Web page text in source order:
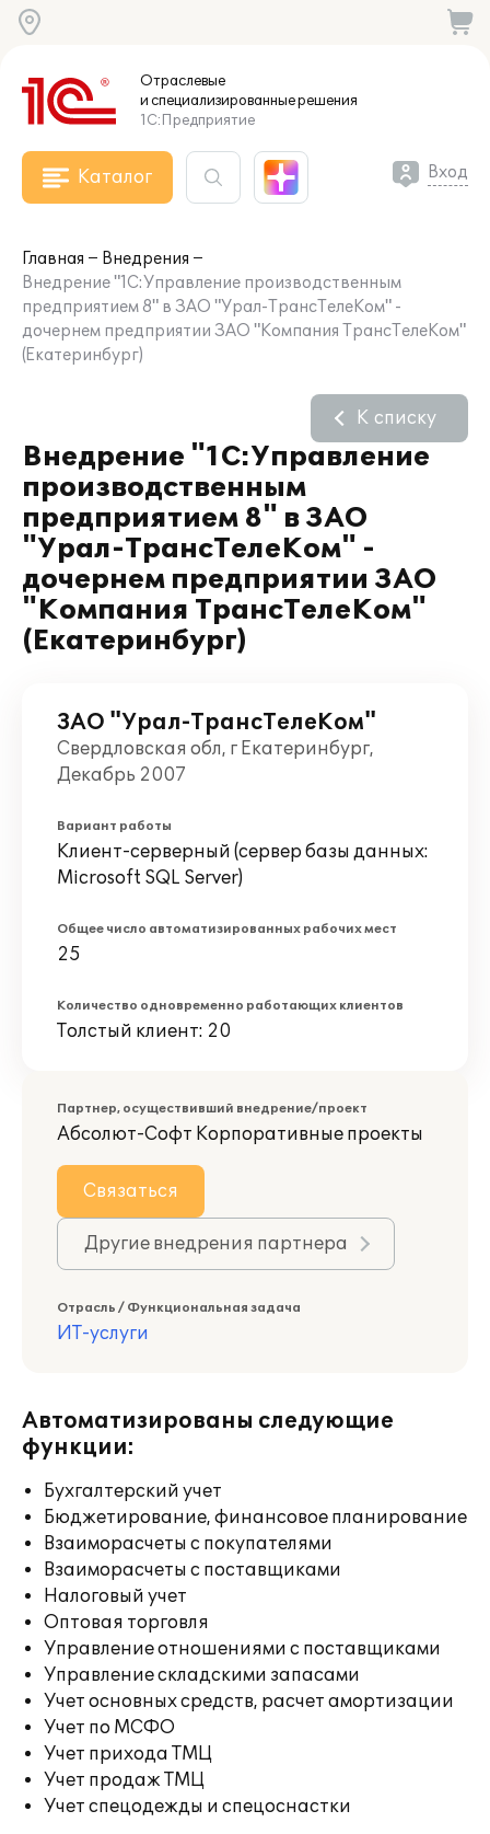
Отраслевые
и специализированныерешения
1С:Предприятие
Каталог Вход
Главная
Внедрения
Внедрение "1C:Управление производственным
предприятием 8" в ЗАО "Урал-ТрансТелеКом" -
дочернем предприятии ЗАО "Компания ТрансТелеКом"
(Екатеринбург)
Внедрение "1C:Управление
производственным
предприятием 8" в ЗАО
"Урал-ТрансТелеКом" -
дочернем предприятии ЗАО
"Компания ТрансТелеКом"
(Екатеринбург)
К списку
ЗАО "Урал-ТрансТелеКом"
Свердловская обл, г Екатеринбург,
Декабрь 2007
Вариант работы
Клиент-серверный (сервер базы данных:
Microsoft SQL Server)
Общее число автоматизированных рабочих мест
25
Количество одновременно работающих клиентов
Толстый клиент: 20
Партнер, осуществивший внедрение/проект
Абсолют-Софт Корпоративные проекты
Связаться
Другие внедрения партнера
Отрасль / Функциональная задача
ИТ-услуги
Автоматизированы следующие
функции:
Бухгалтерский учет
Бюджетирование, финансовое планирование
Взаиморасчеты с покупателями
Взаиморасчеты с поставщиками
Налоговый учет
Оптовая торговля
Управление отношениями с поставщиками
Управление складскими запасами
Учет основных средств, расчет амортизации
Учет по МСФО
Учет прихода ТМЦ
Учет продаж ТМЦ
Учет спецодежды и спецоснастки